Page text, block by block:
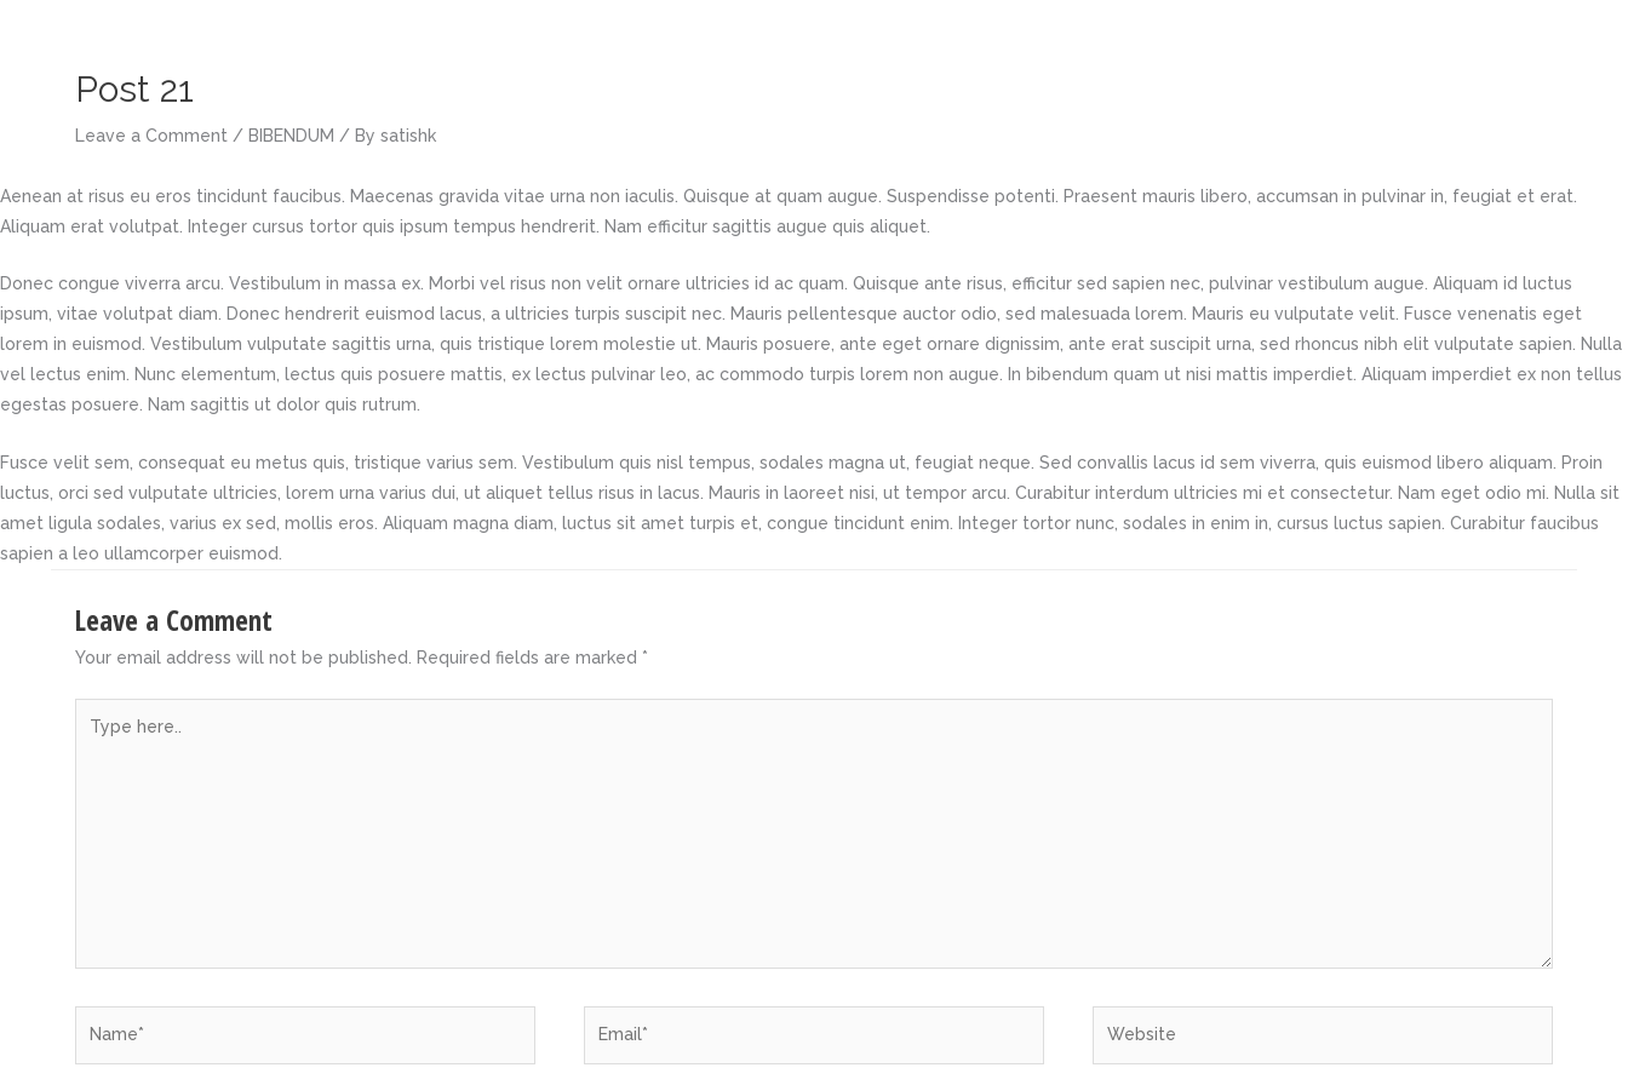
Post 21
Leave a Comment / BIBENDUM / By satishk
Aenean at risus eu eros tincidunt faucibus. Maecenas gravida vitae urna non iaculis. Quisque at quam augue. Suspendisse potenti. Praesent mauris libero, accumsan in pulvinar in, feugiat et erat.
Aliquam erat volutpat. Integer cursus tortor quis ipsum tempus hendrerit. Nam efficitur sagittis augue quis aliquet.
Donec congue viverra arcu. Vestibulum in massa ex. Morbi vel risus non velit ornare ultricies id ac quam. Quisque ante risus, efficitur sed sapien nec, pulvinar vestibulum augue. Aliquam id luctus
ipsum, vitae volutpat diam. Donec hendrerit euismod lacus, a ultricies turpis suscipit nec. Mauris pellentesque auctor odio, sed malesuada lorem. Mauris eu vulputate velit. Fusce venenatis eget
lorem in euismod. Vestibulum vulputate sagittis urna, quis tristique lorem molestie ut. Mauris posuere, ante eget ornare dignissim, ante erat suscipit urna, sed rhoncus nibh elit vulputate sapien. Nulla
vel lectus enim. Nunc elementum, lectus quis posuere mattis, ex lectus pulvinar leo, ac commodo turpis lorem non augue. In bibendum quam ut nisi mattis imperdiet. Aliquam imperdiet ex non tellus
egestas posuere. Nam sagittis ut dolor quis rutrum.
Fusce velit sem, consequat eu metus quis, tristique varius sem. Vestibulum quis nisl tempus, sodales magna ut, feugiat neque. Sed convallis lacus id sem viverra, quis euismod libero aliquam. Proin
luctus, orci sed vulputate ultricies, lorem urna varius dui, ut aliquet tellus risus in lacus. Mauris in laoreet nisi, ut tempor arcu. Curabitur interdum ultricies mi et consectetur. Nam eget odio mi. Nulla sit
amet ligula sodales, varius ex sed, mollis eros. Aliquam magna diam, luctus sit amet turpis et, congue tincidunt enim. Integer tortor nunc, sodales in enim in, cursus luctus sapien. Curabitur faucibus
sapien a leo ullamcorper euismod.
Leave a Comment
Your email address will not be published. Required fields are marked *
here..